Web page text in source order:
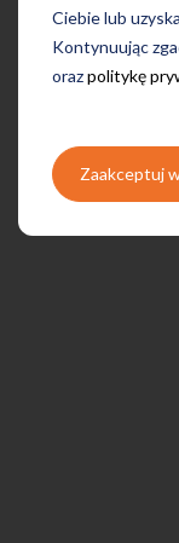
Ciebie lub
Kontynuując
orazpolitykę
Zaakceptuj